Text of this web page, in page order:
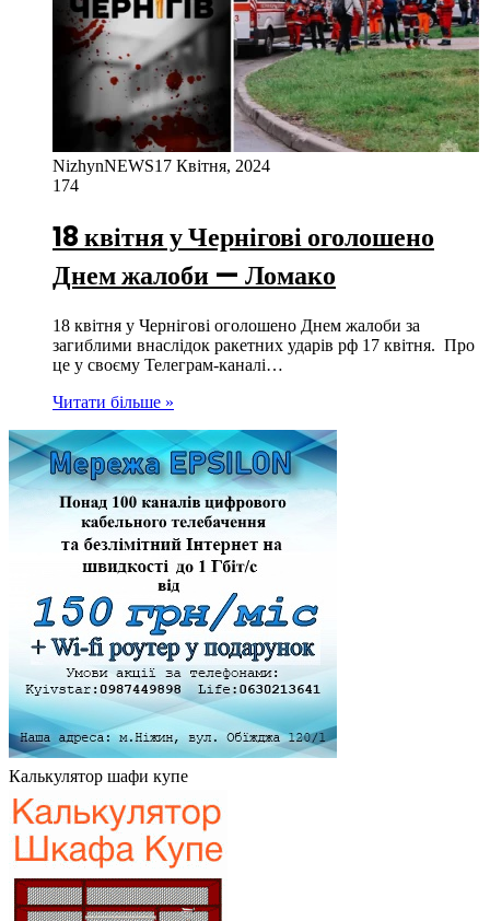
NizhynNEWS17 Квітня, 2024
174
18 квітня у Чернігові оголошено
Днем жалоби — Ломако
18 квітня у Чернігові оголошено Днем жалоби за
загиблими внаслідок ракетних ударів рф 17 квітня. Про
це у своєму Телеграм-каналі…
Читати більше »
Калькулятор шафи купе